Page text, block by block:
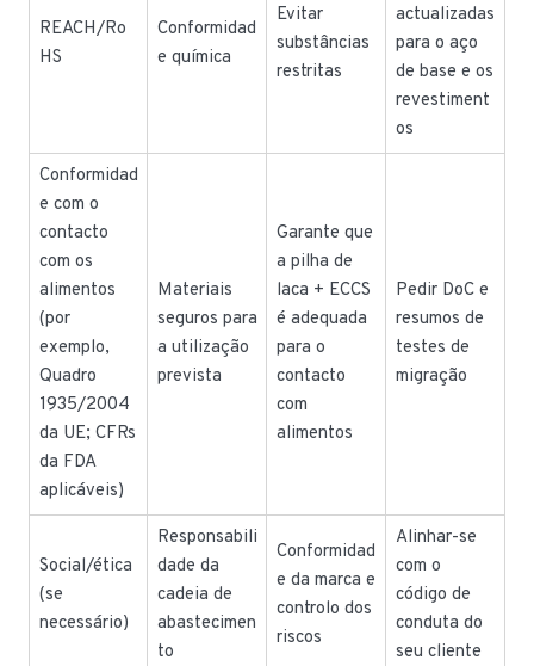
REACH/Ro
HS
Conformidad
e química
Evitar
substâncias
restritas
actualizadas
para o aço
de base e os
revestiment
os
Conformidad
e com o
contacto
com os
alimentos
(por
exemplo,
Quadro
1935/2004
da UE; CFRs
da FDA
aplicáveis)
Materiais
seguros para
a utilização
prevista
Garante que
a pilha de
laca + ECCS
é adequada
para o
contacto
com
alimentos
Pedir DoC e
resumos de
testes de
migração
Social/ética
(se
necessário)
Responsabili
dade da
cadeia de
abastecimen
to
Conformidad
e da marca e
controlo dos
riscos
Alinhar-se
com o
código de
conduta do
seu cliente